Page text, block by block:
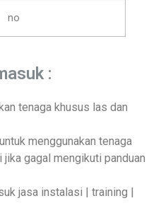
no
:
tenaga khusus las dan
menggunakan tenaga
gagal mengikuti panduan
jasa instalasi | training |